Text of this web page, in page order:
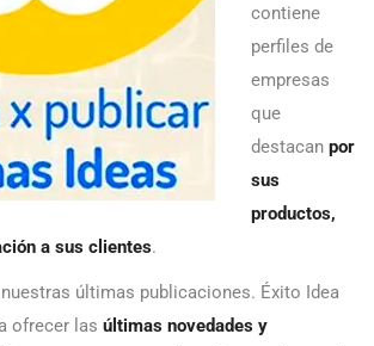
contiene
perfiles de
empresas
que
destacan por
sus
productos,
a sus clientes.
últimas publicaciones. Éxito Idea
ofrecer las últimas novedades y